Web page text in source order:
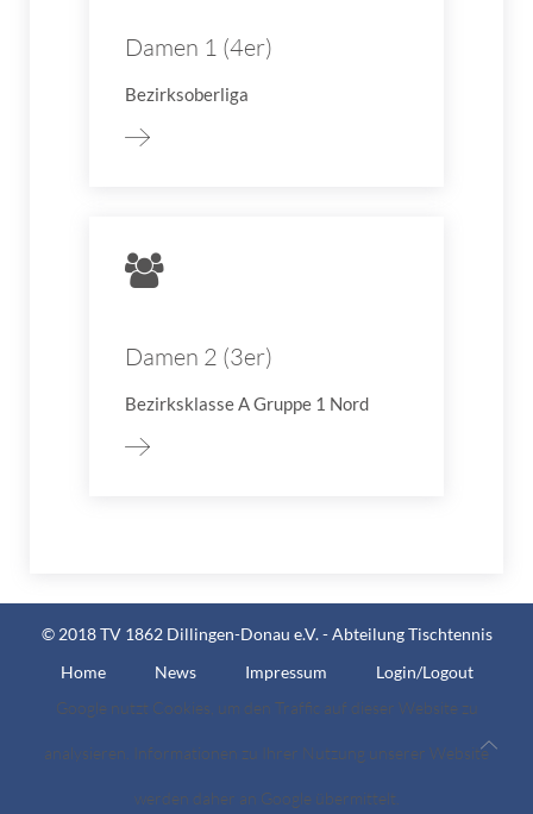
Damen 1 (4er)
Bezirksoberliga
Damen 2 (3er)
Bezirksklasse A Gruppe 1 Nord
© 2018 TV 1862 Dillingen-Donau e.V. - Abteilung Tischtennis
Home
News Impressum
Login/Logout
Google nutzt Cookies, um den Traffic auf dieser Website zu
analysieren. Informationen zu Ihrer Nutzung unserer Website
werden daher an Google übermittelt.